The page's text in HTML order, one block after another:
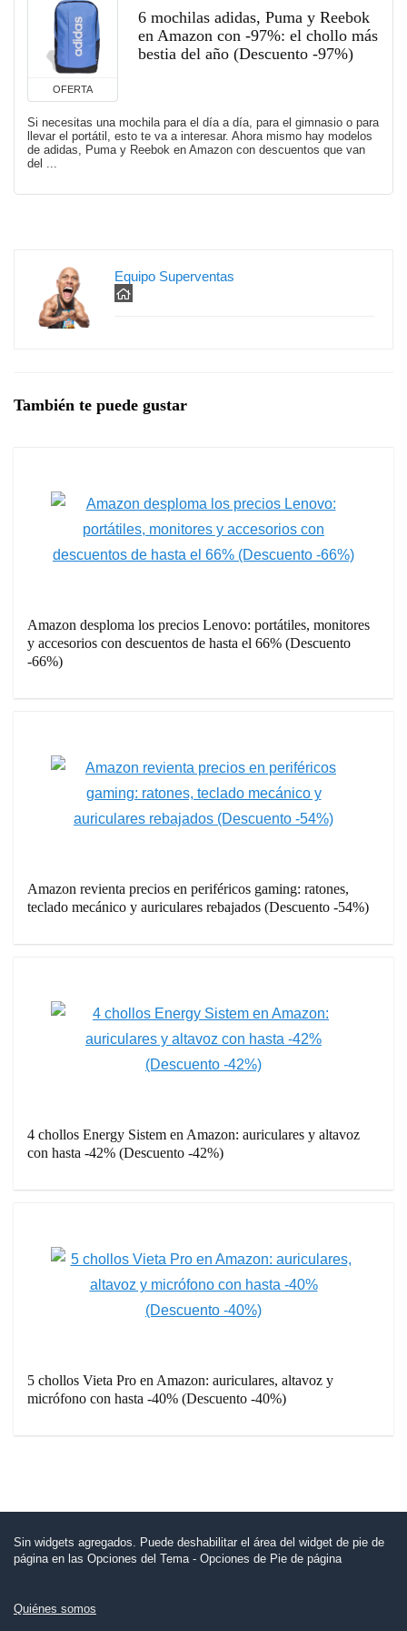
OFERTA
6 mochilas adidas, Puma y Reebok
en Amazon con -97%: el chollo más
bestia del año (Descuento -97%)
Si necesitas una mochila para el día a día, para el gimnasio o para
llevar el portátil, esto te va a interesar. Ahora mismo hay modelos
de adidas, Puma y Reebok en Amazon con descuentos que van
del ...
Equipo Superventas
También te puede gustar
Amazon desploma los precios Lenovo: portátiles, monitores
y accesorios con descuentos de hasta el 66% (Descuento
-66%)
Amazon revienta precios en periféricos gaming: ratones,
teclado mecánico y auriculares rebajados (Descuento -54%)
4 chollos Energy Sistem en Amazon: auriculares y altavoz
con hasta -42% (Descuento -42%)
5 chollos Vieta Pro en Amazon: auriculares, altavoz y
micrófono con hasta -40% (Descuento -40%)
Sin widgets agregados. Puede deshabilitar el área del widget de pie de
página en las Opciones del Tema - Opciones de Pie de página
Quiénes somos